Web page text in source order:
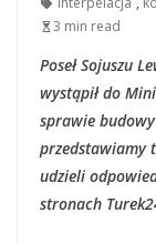
3 min read
Poseł Sojuszu
wystąpił do
sprawie
przedstawiamy
udzieli
stronach